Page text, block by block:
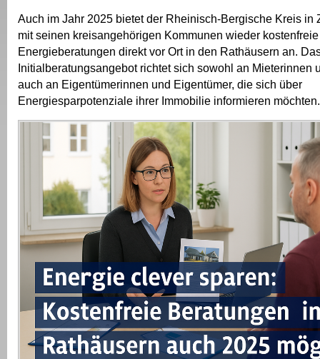
Auch im Jahr 2025 bietet der Rheinisch-Bergische Kreis in
mit seinen kreisangehörigen Kommunen wieder kostenfreie
Energieberatungen direkt vor Ort in den Rathäusern an.
Initialberatungsangebot richtet sich sowohl an Mieterinnen
auch an Eigentümerinnen und Eigentümer, die sich über
Energiesparpotenziale ihrer Immobilie informieren möchten.